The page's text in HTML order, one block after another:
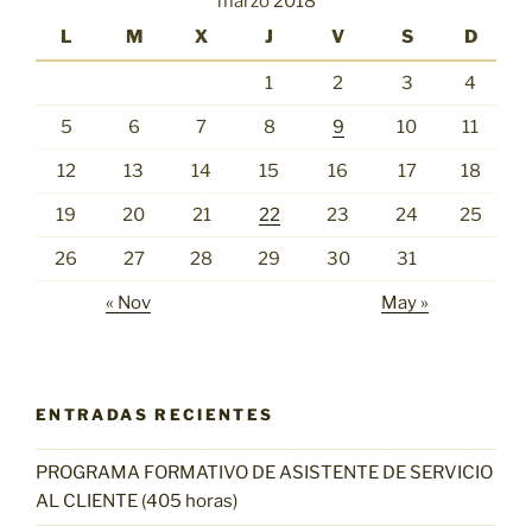
L
M X J V S D
1 2 3 4
5 6 7 8 9 10 11
12 13 14 15 16 17 18
19 20 21 22 23 24 25
26 27 28 29 30 31
« Nov May »
ENTRADAS RECIENTES
PROGRAMA FORMATIVO DE ASISTENTE DE SERVICIO
AL CLIENTE (405 horas)